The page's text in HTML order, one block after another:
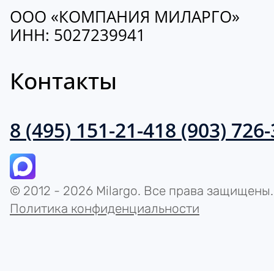
ООО «КОМПАНИЯ МИЛАРГО»
ИНН: 5027239941
Контакты
8 (495) 151-21-418 (903)
© 2012 - 2026 Milargo. Все права защищены.
Политика конфиденциальности